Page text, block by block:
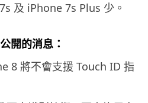
及 iPhone 7s Plus 少。
開的消息：
8 將不會支援 Touch ID 指